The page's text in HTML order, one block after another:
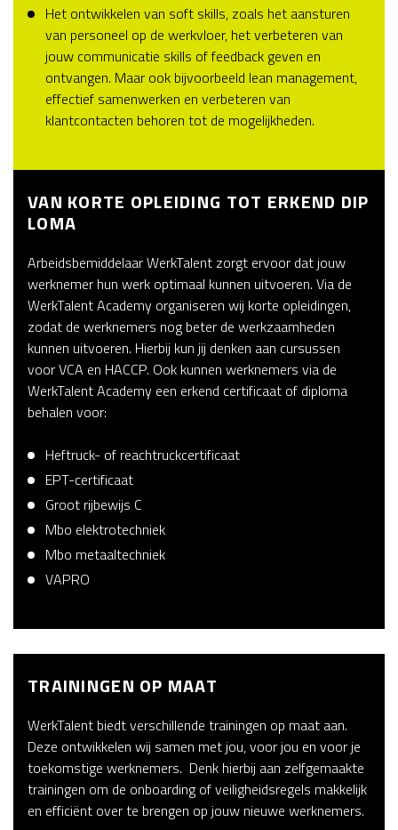
Het ontwikkelen van soft skills, zoals het aansturen
van personeel op de werkvloer, het verbeteren van
jouw communicatie skills of feedback geven en
ontvangen. Maar ook bijvoorbeeld lean management,
effectief samenwerken en verbeteren van
klantcontacten behoren tot de mogelijkheden.
VAN KORTE OPLEIDING TOT ERKEND DIP
LOMA
Arbeidsbemiddelaar WerkTalent zorgt ervoor dat jouw
werknemer hun werk optimaal kunnen uitvoeren. Via de
WerkTalent Academy organiseren wij korte opleidingen,
zodat de werknemers nog beter de werkzaamheden
kunnen uitvoeren. Hierbij kun jij denken aan cursussen
voor VCA en HACCP. Ook kunnen werknemers via de
WerkTalent Academy een erkend certificaat of diploma
behalen voor:
Heftruck- of reachtruckcertificaat
EPT-certificaat
Groot rijbewijs C
Mbo elektrotechniek
Mbo metaaltechniek
VAPRO
TRAININGEN OP MAAT
WerkTalent biedt verschillende trainingen op maat aan.
Deze ontwikkelen wij samen met jou, voor jou en voor je
toekomstige werknemers. Denk hierbij aan zelfgemaakte
trainingen om de onboarding of veiligheidsregels makkelijk
en efficiënt over te brengen op jouw nieuwe werknemers.